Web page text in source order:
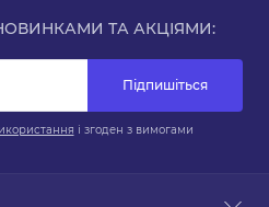
ТА АКЦІЯМИ:
Підпишіться
і згоден з вимогами